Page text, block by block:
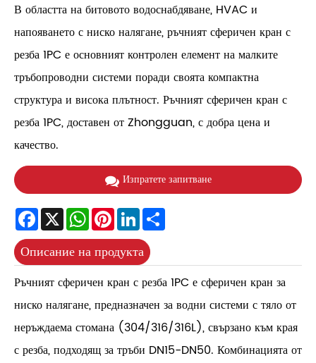
В областта на битовото водоснабдяване, HVAC и
напояването с ниско налягане, ръчният сферичен кран с
резба 1PC е основният контролен елемент на малките
тръбопроводни системи поради своята компактна
структура и висока плътност. Ръчният сферичен кран с
резба 1PC, доставен от Zhongguan, с добра цена и
качество.
Изпратете запитване
Facebook
X WhatsAppPinterestLinkedIn
Описание на продукта
Ръчният сферичен кран с резба 1PC е сферичен кран за
ниско налягане, предназначен за водни системи с тяло от
неръждаема стомана (304/316/316L), свързано към края
с резба, подходящ за тръби DN15-DN50. Комбинацията от